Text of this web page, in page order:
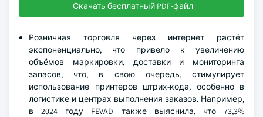
Скачать бесплатный PDF-файл
Розничная торговля через интернет растёт
экспоненциально, что привело к увеличению
объёмов маркировки, доставки и мониторинга
запасов, что, в свою очередь, стимулирует
использование принтеров штрих-кода, особенно в
логистике и центрах выполнения заказов. Например,
в 2024 году FEVAD также выяснила, что 73,3%